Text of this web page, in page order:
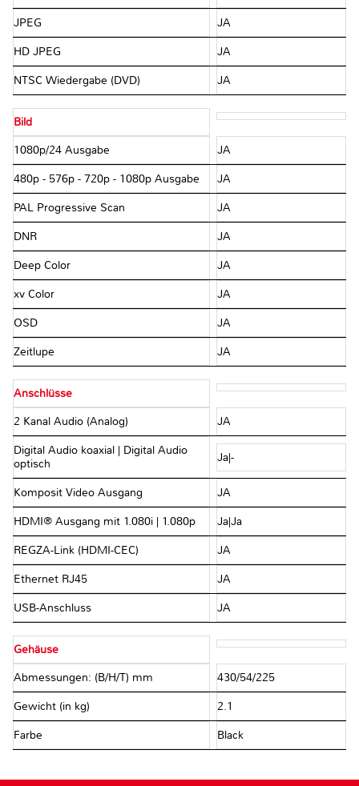
JPEG JA
HD JPEG JA
NTSC Wiedergabe (DVD) JA
Bild
1080p/24 Ausgabe JA
480p - 576p - 720p - 1080p Ausgabe JA
PAL Progressive Scan JA
DNR JA
Deep Color JA
xv Color JA
OSD JA
Zeitlupe JA
Anschlüsse
2 Kanal Audio (Analog) JA
Digital Audio koaxial | Digital Audio
optisch
Ja|-
Komposit Video Ausgang JA
HDMI® Ausgang mit 1.080i | 1.080p Ja|Ja
REGZA-Link (HDMI-CEC) JA
Ethernet RJ45 JA
USB-Anschluss JA
Gehäuse
Abmessungen: (B/H/T) mm 430/54/225
Gewicht (in kg) 2.1
Farbe Black